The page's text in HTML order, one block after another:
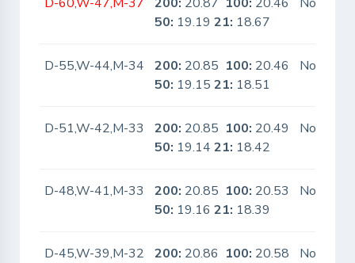
50: 19.1921: 18.67
D-55,W-44,M-34 200: 20.85 100: 20.46
50: 19.1521: 18.51
No
D-51,W-42,M-33 200: 20.85 100: 20.49
50: 19.1421: 18.42
No
D-48,W-41,M-33 200: 20.85 100: 20.53
50: 19.1621: 18.39
No
D-45,W-39,M-32 200: 20.86 100: 20.58
No